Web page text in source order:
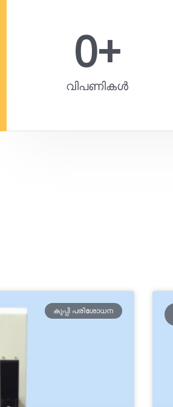
വിപണികൾ
0+
കുപ്പി പരിശോധന